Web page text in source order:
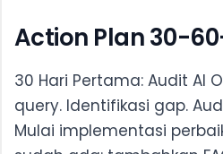
Action Plan 30-
30 Hari Pertama: Audit AI
query. Identifikasi gap.
Mulai implementasi